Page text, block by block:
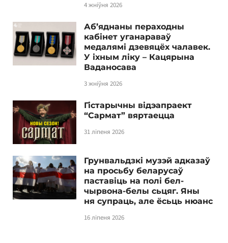
4 жніўня 2026
Аб’яднаны пераходны
кабінет уганараваў
медалямі дзевяцёх чалавек.
У іхным ліку – Кацярына
Ваданосава
3 жніўня 2026
Гістарычны відэапраект
“Сармат” вяртаецца
31 ліпеня 2026
Грунвальдзкі музэй адказаў
на просьбу беларусаў
паставіць на полі бел-
чырвона-белы сьцяг. Яны
ня супраць, але ёсьць нюанс
16 ліпеня 2026